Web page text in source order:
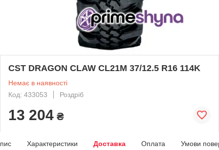
CST DRAGON CLAW CL21M 37/12.5 R16 114K
Немає в наявності
Код: 433053
Роздріб
13 204 ₴
Характеристики Доставка Оплата Умови